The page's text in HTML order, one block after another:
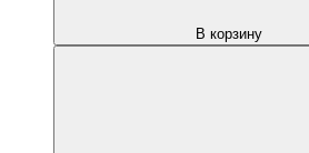
В корзину